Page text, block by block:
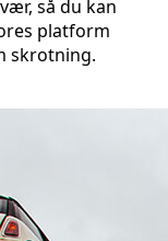
så du kan
platform
skrotning.